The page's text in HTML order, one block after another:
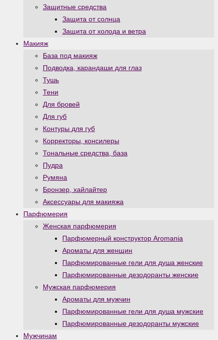
Защитные средства
Защита от солнца
Защита от холода и ветра
Макияж
База под макияж
Подводка, карандаши для глаз
Тушь
Тени
Для бровей
Для губ
Контуры для губ
Корректоры, консилеры
Тональные средства, база
Пудра
Румяна
Бронзер, хайлайтер
Аксессуары для макияжа
Парфюмерия
Женская парфюмерия
Парфюмерный конструктор Aromania
Ароматы для женщин
Парфюмированные гели для душа женские
Парфюмированные дезодоранты женские
Мужская парфюмерия
Ароматы для мужчин
Парфюмированные гели для душа мужские
Парфюмированные дезодоранты мужские
Мужчинам